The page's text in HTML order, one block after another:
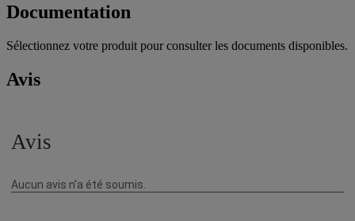
Documentation
Sélectionnez votre produit pour consulter les documents disponibles.
Avis